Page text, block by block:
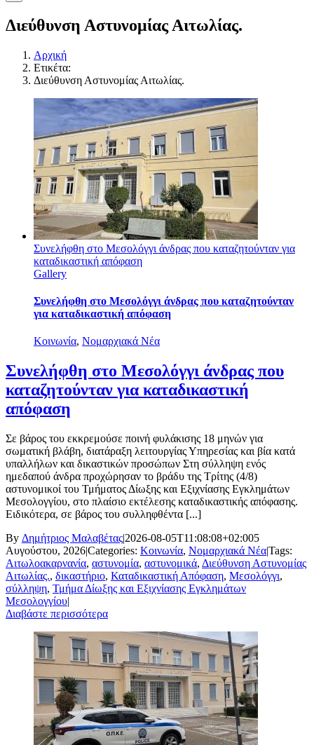
Διεύθυνση Αστυνομίας Αιτωλίας.
Αρχική
Ετικέτα:
Διεύθυνση Αστυνομίας Αιτωλίας.
Συνελήφθη στο Μεσολόγγι άνδρας που καταζητούνταν για
καταδικαστική απόφαση
Gallery
Συνελήφθη στο Μεσολόγγι άνδρας που καταζητούνταν
για καταδικαστική απόφαση
Κοινωνία, Νομαρχιακά Νέα
Συνελήφθη στο Μεσολόγγι άνδρας που
καταζητούνταν για καταδικαστική
απόφαση
Σε βάρος του εκκρεμούσε ποινή φυλάκισης 18 μηνών για
σωματική βλάβη, διατάραξη λειτουργίας Υπηρεσίας και βία κατά
υπαλλήλων και δικαστικών προσώπων Στη σύλληψη ενός
ημεδαπού άνδρα προχώρησαν το βράδυ της Τρίτης (4/8)
αστυνομικοί του Τμήματος Δίωξης και Εξιχνίασης Εγκλημάτων
Μεσολογγίου, στο πλαίσιο εκτέλεσης καταδικαστικής απόφασης.
Ειδικότερα, σε βάρος του συλληφθέντα [...]
By Δημήτριος Μαλαβέτας|2026-08-05T11:08:08+02:005
Αυγούστου, 2026|Categories: Κοινωνία, Νομαρχιακά Νέα|Tags:
Αιτωλοακαρνανία, αστυνομία, αστυνομικά, Διεύθυνση Αστυνομίας
Αιτωλίας., δικαστήριο, Καταδικαστική Απόφαση, Μεσολόγγι,
σύλληψη, Τμήμα Δίωξης και Εξιχνίασης Εγκλημάτων
Μεσολογγίου|
Διαβάστε περισσότερα